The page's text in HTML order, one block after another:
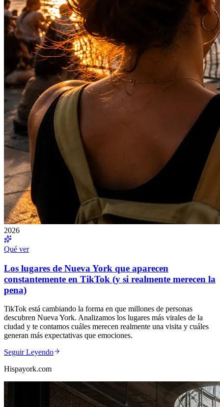
2026
Qué ver
Los lugares de Nueva York que aparecen
constantemente en TikTok (y si realmente merecen la
pena)
TikTok está cambiando la forma en que millones de personas
descubren Nueva York. Analizamos los lugares más virales de la
ciudad y te contamos cuáles merecen realmente una visita y cuáles
generan más expectativas que emociones.
Seguir Leyendo
Hispayork.com